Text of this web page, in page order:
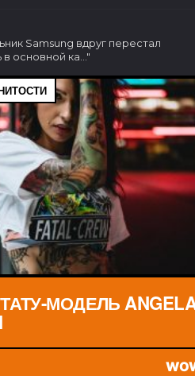
Samsung вдруг перестал
основной ка..."
МОДЕЛЬ